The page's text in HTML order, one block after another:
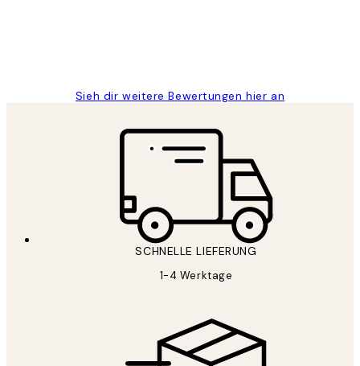
Sieh dir weitere Bewertungen hier an
SCHNELLE LIEFERUNG
1-4 Werktage